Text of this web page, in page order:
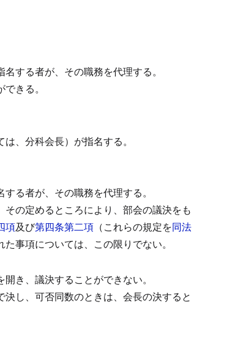
する者が、その職務を代理する。
きる。
、分科会長）が指名する。
る者が、その職務を代理する。
の定めるところにより、部会の議決をも
項及び第四条第二項 （これらの規定を同法
事項については、この限りでない。
き、議決することができない。
し、可否同数のときは、会長の決すると